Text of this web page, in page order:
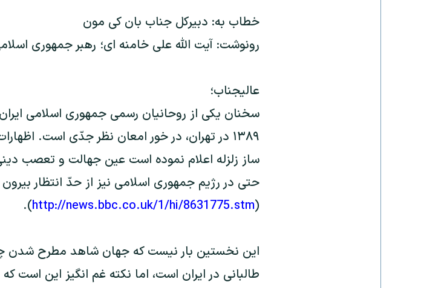
خطاب به: دبيرکل جناب بان کی مون
رونوشت: آيت الله علی خامنه ای؛ رهبر جمهوری
عاليجناب؛
۱۳۸۹ در تهران، در خور امعان نظر جدّی است.
ساز زلزله اعلام نموده است عين جهالت و تعصب
حتی در رژيم جمهوری اسلامی نيز از حدّ انتظار
(
http://news.bbc.co.uk/1/hi/8631775.stm
).
اين نخستين بار نيست که جهان شاهد مطرح شدن
طالبانی در ايران است، اما نکته غم انگيز اين است